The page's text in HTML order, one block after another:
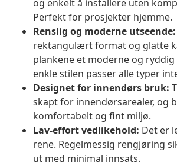
og enkelt å installere uten
Perfekt for prosjekter hjemme.
Renslig og moderne utseende:
rektangulært format og glatte
plankene et moderne og ryddig
enkle stilen passer alle typer
Designet for innendørs bruk:
skapt for innendørsarealer, og
komfortabelt og fint miljø.
Lav-effort vedlikehold: Det er
rene. Regelmessig rengjøring
ut med minimal innsats.